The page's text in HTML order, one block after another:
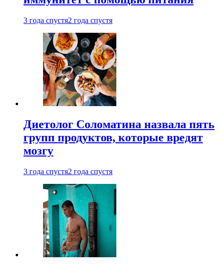
3 года спустя2 года спустя
Диетолог Соломатина назвала пять
групп продуктов, которые вредят
мозгу
3 года спустя2 года спустя